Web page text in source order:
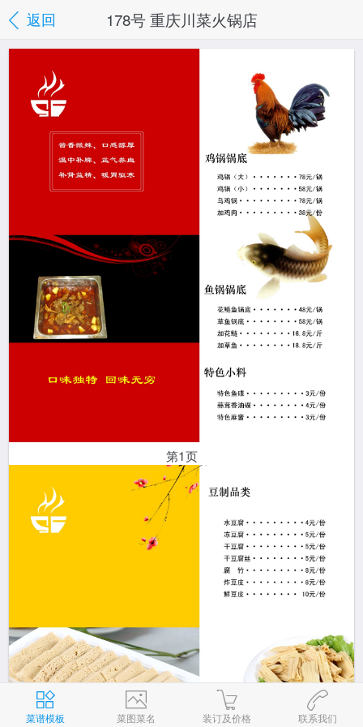
返回 178号 重庆川菜火锅店
菜谱模板 菜图菜名 装订及价格 联系我们
第1页